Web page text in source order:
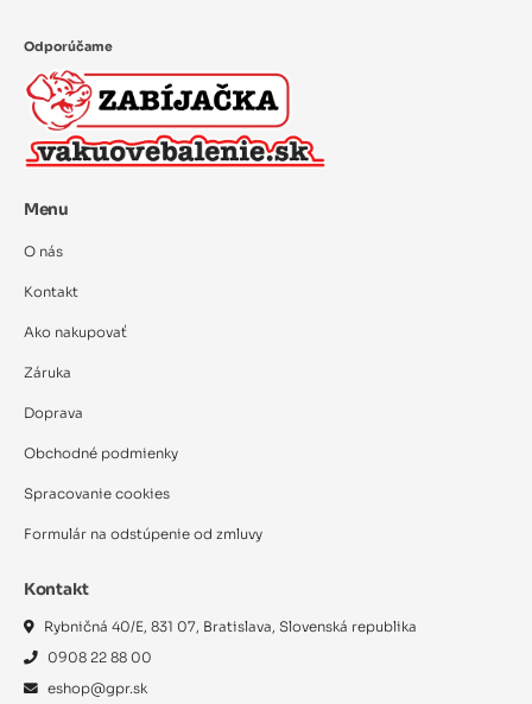
Odporúčame
Menu
O nás
Kontakt
Ako nakupovať
Záruka
Doprava
Obchodné podmienky
Spracovanie cookies
Formulár na odstúpenie od zmluvy
Kontakt
Rybničná 40/E, 831 07, Bratislava, Slovenská republika
0908 22 88 00
eshop@gpr.sk